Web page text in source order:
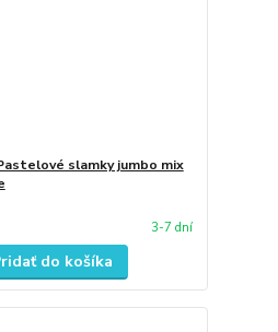
slamky jumbo mix
3-7 dní
do košíka